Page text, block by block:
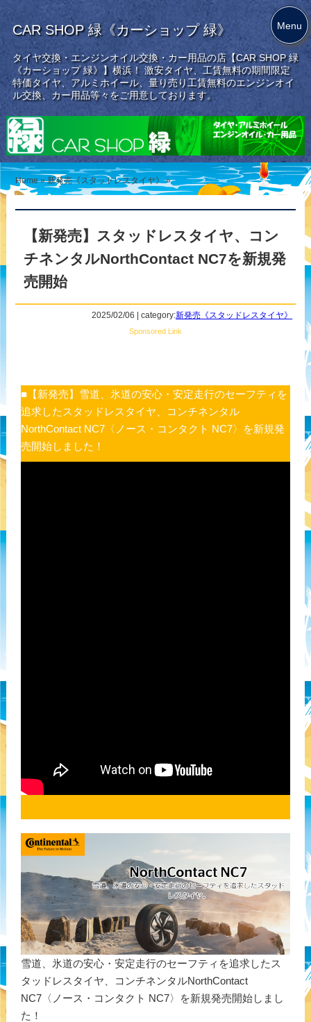
CAR SHOP 緑《カーショップ 緑》
タイヤ交換・エンジンオイル交換・カー用品の店【CAR SHOP 緑
《カーショップ 緑》】横浜！ 激安タイヤ、工賃無料の期間限定
特価タイヤ、アルミホイール、量り売り工賃無料のエンジンオイ
ル交換、カー用品等々をご用意しております。
Home »新発売《スタッドレスタイヤ》 »
【新発売】スタッドレスタイヤ、コン
チネンタルNorthContact NC7を新規発
売開始
2025/02/06 | category:新発売《スタッドレスタイヤ》
Sponsored Link
■【新発売】雪道、氷道の安心・安定走行のセーフティを
追求したスタッドレスタイヤ、コンチネンタル
NorthContact NC7〈ノース・コンタクト NC7〉を新規発
売開始しました！
雪道、氷道の安心・安定走行のセーフティを追求したス
タッドレスタイヤ、コンチネンタルNorthContact
NC7〈ノース・コンタクト NC7〉を新規発売開始しまし
た！
Menu